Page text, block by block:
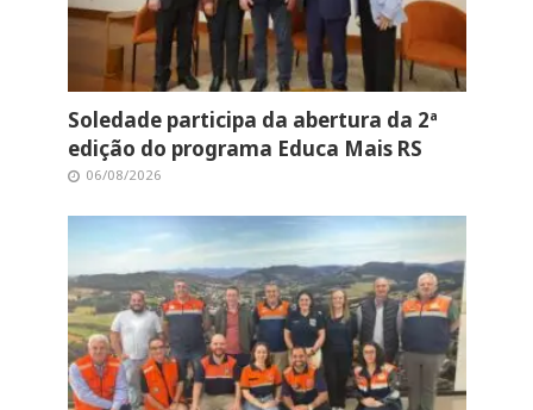
Soledade participa da abertura da 2ª
edição do programa Educa Mais RS
06/08/2026